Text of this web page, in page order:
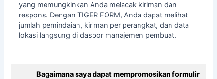
yang memungkinkan Anda melacak kiriman dan
respons. Dengan TIGER FORM, Anda dapat melihat
jumlah pemindaian, kiriman per perangkat, dan data
lokasi langsung di dasbor manajemen pembuat.
Bagaimana saya dapat mempromosikan formulir